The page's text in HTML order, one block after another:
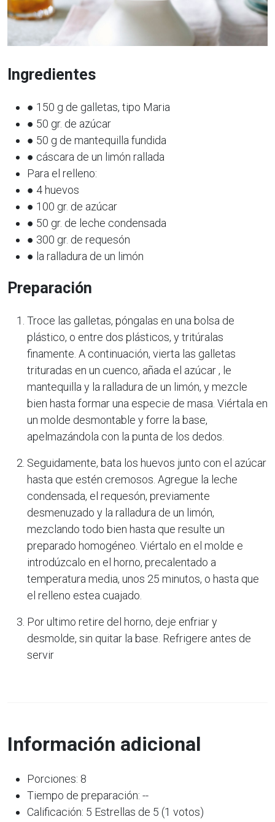
Ingredientes
● 150 g de galletas, tipo Maria
● 50 gr. de azúcar
● 50 g de mantequilla fundida
● cáscara de un limón rallada
Para el relleno:
● 4 huevos
● 100 gr. de azúcar
● 50 gr. de leche condensada
● 300 gr. de requesón
● la ralladura de un limón
Preparación
Troce las galletas, póngalas en una bolsa de
plástico, o entre dos plásticos, y tritúralas
finamente. A continuación, vierta las galletas
trituradas en un cuenco, añada el azúcar , le
mantequilla y la ralladura de un limón, y mezcle
bien hasta formar una especie de masa. Viértala en
un molde desmontable y forre la base,
apelmazándola con la punta de los dedos.
Seguidamente, bata los huevos junto con el azúcar
hasta que estén cremosos. Agregue la leche
condensada, el requesón, previamente
desmenuzado y la ralladura de un limón,
mezclando todo bien hasta que resulte un
preparado homogéneo. Viértalo en el molde e
introdúzcalo en el horno, precalentado a
temperatura media, unos 25 minutos, o hasta que
el relleno estea cuajado.
Por ultimo retire del horno, deje enfriar y
desmolde, sin quitar la base. Refrigere antes de
servir
Información adicional
Porciones: 8
Tiempo de preparación: --
Calificación: 5 Estrellas de 5 (1 votos)